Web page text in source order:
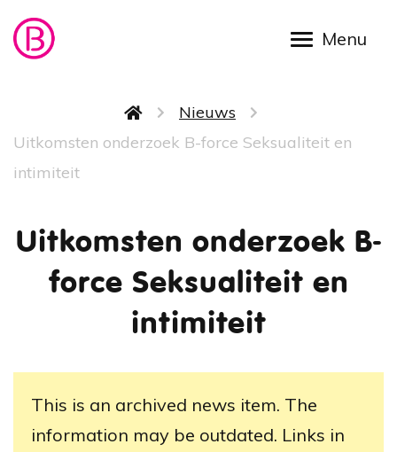
Overslaan en naar de inhoud gaan
Kruimelpad
Nieuws
Uitkomsten onderzoek B-force Seksualiteit en
intimiteit
Uitkomsten onderzoek B-
force Seksualiteit en
intimiteit
This is an archived news item. The
information may be outdated. Links in